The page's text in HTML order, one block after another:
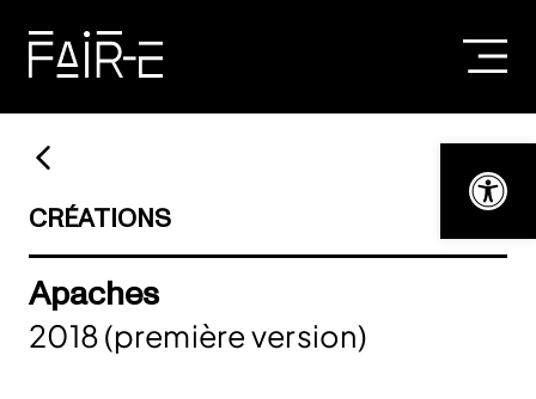
Ouvrir la
content
CRÉATIONS
Apaches
2018 (première version)